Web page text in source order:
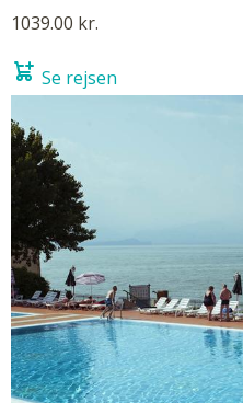
1039.00 kr.
Se rejsen